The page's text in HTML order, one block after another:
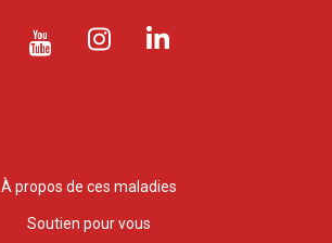
À propos de ces maladies
Soutien pour vous